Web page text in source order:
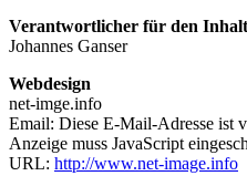
Verantwortlicher für den
Johannes Ganser
Webdesign
net-imge.info
Email: Diese E-Mail-Adresse ist
Anzeige muss JavaScript
URL: http://www.net-image.info